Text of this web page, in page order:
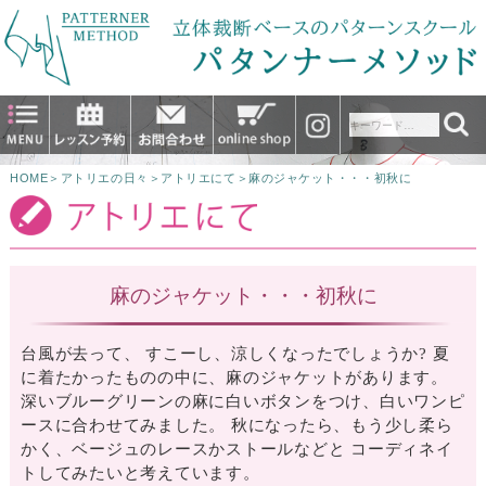
HOME ＞ アトリエの日々 ＞ アトリエにて ＞ 麻のジャケット・・・初秋に
麻のジャケット・・・初秋に
台風が去って、 すこーし、涼しくなったでしょうか? 夏
に着たかったものの中に、麻のジャケットがあります。
深いブルーグリーンの麻に白いボタンをつけ、白いワンピ
ースに合わせてみました。 秋になったら、もう少し柔ら
かく、ベージュのレースかストールなどと コーディネイ
トしてみたいと考えています。